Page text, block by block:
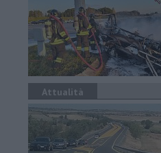
Attualità